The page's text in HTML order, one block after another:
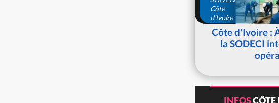
Côte
d'Ivoire
Côte d'Ivoire :
la SODECI
INFOS